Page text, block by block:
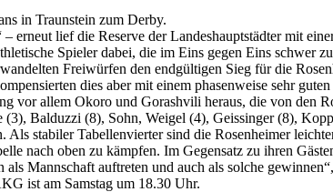
in Traunstein zum Derby.
erneut lief die Reserve der Landeshauptstädter mit
Spieler dabei, die im Eins gegen Eins schwer
Freiwürfen den endgültigen Sieg für die
dies aber mit einem phasenweise sehr
vor allem Okoro und Gorashvili heraus, die von den
Balduzzi (8), Sohn, Weigel (4), Geissinger (8),
stabiler Tabellenvierter sind die Rosenheimer
nach oben zu kämpfen. Im Gegensatz zu ihren
Mannschaft auftreten und auch als solche
ist am Samstag um 18.30 Uhr.